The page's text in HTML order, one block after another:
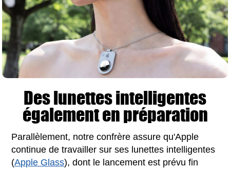
Des lunettes intelligentes
également en préparation
Parallèlement, notre confrère assure qu'Apple
continue de travailler sur ses lunettes intelligentes
(Apple Glass), dont le lancement est prévu fin